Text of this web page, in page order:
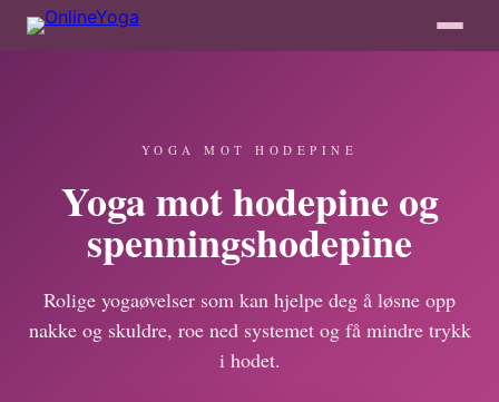
YOGA MOT HODEPINE
Yoga mot hodepine og
spenningshodepine
Rolige yogaøvelser som kan hjelpe deg å løsne opp
nakke og skuldre, roe ned systemet og få mindre trykk
i hodet.